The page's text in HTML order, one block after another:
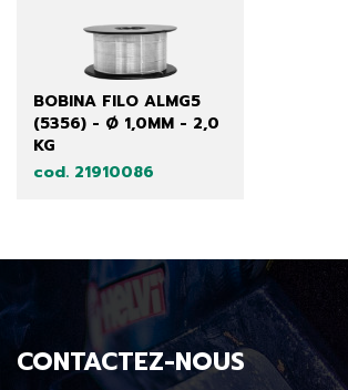
BOBINA FILO ALMG5
(5356) - Ø 1,0MM - 2,0
KG
cod. 21910086
CONTACTEZ-NOUS